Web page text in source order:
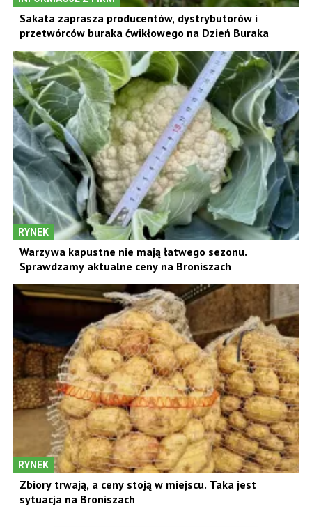
Sakata zaprasza producentów, dystrybutorów i
przetwórców buraka ćwikłowego na Dzień Buraka
RYNEK
Warzywa kapustne nie mają łatwego sezonu.
Sprawdzamy aktualne ceny na Broniszach
RYNEK
Zbiory trwają, a ceny stoją w miejscu. Taka jest
sytuacja na Broniszach